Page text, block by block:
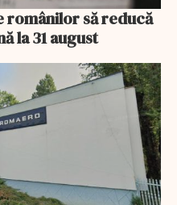
românilor să reducă
la 31 august